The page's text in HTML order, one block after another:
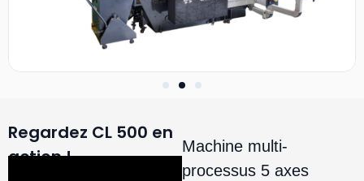
Regardez CL 500 en
action !
Machine multi-
processus 5 axes